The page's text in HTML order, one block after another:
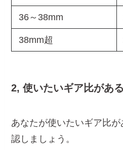
36～38mm
38mm超
2, 使いたいギア比があ
あなたが使いたいギア比
認しましょう。